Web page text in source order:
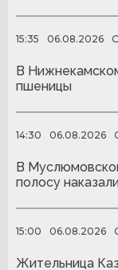
15:35 06.08.2026
В
пшеницы
14:30 06.08.2026
В
полосу
15:00 06.08.2026
Жительница